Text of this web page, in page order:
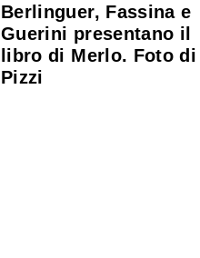
Berlinguer, Fassina e
Guerini presentano il
libro di Merlo. Foto di
Pizzi